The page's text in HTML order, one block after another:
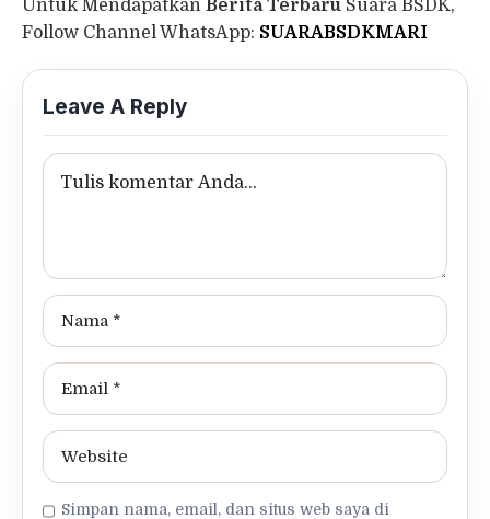
Untuk Mendapatkan Berita Terbaru Suara BSDK,
Follow Channel WhatsApp: SUARABSDKMARI
Leave A Reply
Simpan nama, email, dan situs web saya di